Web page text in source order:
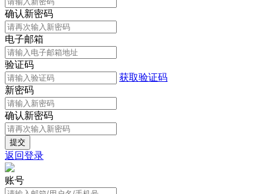
确认新密码
电子邮箱
验证码
获取验证码
新密码
确认新密码
返回登录
账号